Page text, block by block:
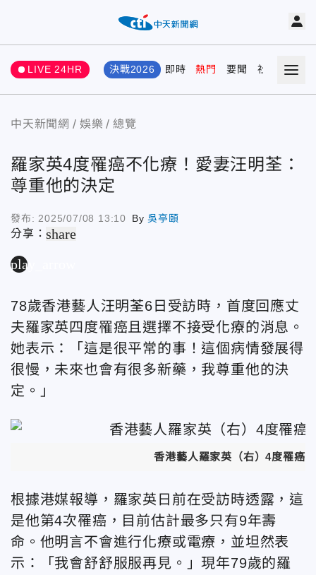
LIVE 24HR 決戰2026 即時 熱門 要聞 社會 娛樂
中天新聞網 娛樂 總覽
羅家英4度罹癌不化療！愛妻汪明荃：
尊重他的決定
發布: 2025/07/08 13:10 By吳亭頤
分享：share
play_arrow
78歲香港藝人汪明荃6日受訪時，首度回應丈
夫羅家英四度罹癌且選擇不接受化療的消息。
她表示：「這是很平常的事！這個病情發展得
很慢，未來也會有很多新藥，我尊重他的決
定。」
香港藝人羅家英（右）4度罹癌
根據港媒報導，羅家英日前在受訪時透露，這
是他第4次罹癌，目前估計最多只有9年壽
命。他明言不會進行化療或電療，並坦然表
示：「我會舒舒服服再見。」現年79歲的羅